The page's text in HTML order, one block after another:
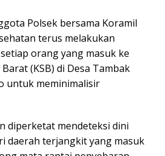
Polsek bersama Koramil
terus melakukan
orang yang masuk ke
(KSB) di Desa Tambak
untuk meminimalisir
diperketat mendeteksi dini
daerah terjangkit yang masuk